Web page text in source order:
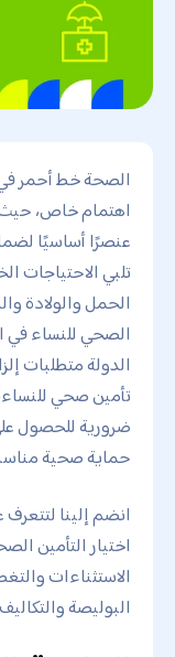
الصحة خط أحمر في
اهتمام خاص، حيث
عنصرًا أساسيًا
تلبي الاحتياجات
الحمل والولادة
الصحي للنساء في
الدولة متطلبات
تأمين صحي
ضرورية للحصول
حماية صحية
انضم إلينا
اختيار التأمين
الاستثناءات
البوليصة